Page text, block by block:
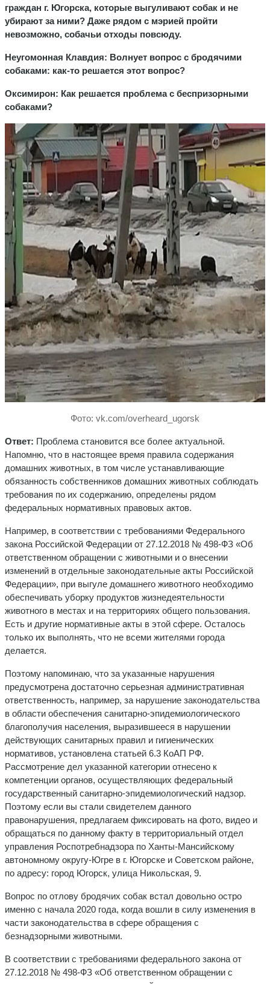
граждан г. Югорска, которые выгуливают собак и не
убирают за ними? Даже рядом с мэрией пройти
невозможно, собачьи отходы повсюду.
Неугомонная Клавдия: Волнует вопрос с бродячими
собаками: как-то решается этот вопрос?
Оксимирон: Как решается проблема с беспризорными
собаками?
Фото: vk.com/overheard_ugorsk
Ответ: Проблема становится все более актуальной.
Напомню, что в настоящее время правила содержания
домашних животных, в том числе устанавливающие
обязанность собственников домашних животных соблюдать
требования по их содержанию, определены рядом
федеральных нормативных правовых актов.
Например, в соответствии с требованиями Федерального
закона Российской Федерации от 27.12.2018 № 498-ФЗ «Об
ответственном обращении с животными и о внесении
изменений в отдельные законодательные акты Российской
Федерации», при выгуле домашнего животного необходимо
обеспечивать уборку продуктов жизнедеятельности
животного в местах и на территориях общего пользования.
Есть и другие нормативные акты в этой сфере. Осталось
только их выполнять, что не всеми жителями города
делается.
Поэтому напоминаю, что за указанные нарушения
предусмотрена достаточно серьезная административная
ответственность, например, за нарушение законодательства
в области обеспечения санитарно-эпидемиологического
благополучия населения, выразившееся в нарушении
действующих санитарных правил и гигиенических
нормативов, установлена статьей 6.3 КоАП РФ.
Рассмотрение дел указанной категории отнесено к
компетенции органов, осуществляющих федеральный
государственный санитарно-эпидемиологический надзор.
Поэтому если вы стали свидетелем данного
правонарушения, предлагаем фиксировать на фото, видео и
обращаться по данному факту в территориальный отдел
управления Роспотребнадзора по Ханты-Мансийскому
автономному округу-Югре в г. Югорске и Советском районе,
по адресу: город Югорск, улица Никольская, 9.
Вопрос по отлову бродячих собак встал довольно остро
именно с начала 2020 года, когда вошли в силу изменения в
части законодательства в сфере обращения с
безнадзорными животными.
В соответствии с требованиями федерального закона от
27.12.2018 № 498-ФЗ «Об ответственном обращении с